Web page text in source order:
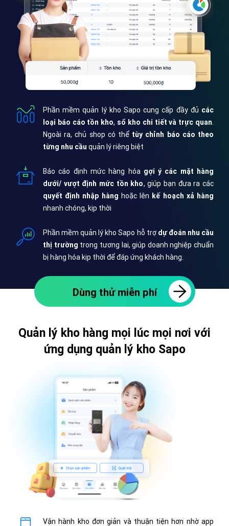
Phần mềm quản lý kho Sapo cung cấp đầy đủ các
loại báo cáo tồn kho,sổ kho chi tiết và trực quan.
Ngoài ra, chủ shop có thể tùy chỉnh báo cáo theo
từng nhu cầu quản lý riêng biệt
Báo cáo định mức hàng hóa gợi ý các mặt hàng
dưới/ vượt định mức tồn kho, giúp bạn đưa ra các
quyết định nhập hàng hoặc lên kế hoạch xả hàng
nhanh chóng, kịp thời
Phần mềm quản lý kho Sapo hỗ trợ dự đoán nhu cầu
thị trường trong tương lai, giúp doanh nghiệp chuẩn
bị hàng hóa kịp thời để đáp ứng khách hàng.
Dùng thử miễn phí
Quản lý kho hàng mọi lúc mọi nơi với
ứng dụng quản lý kho Sapo
Vận hành kho đơn giản và thuận tiện hơn nhờ app